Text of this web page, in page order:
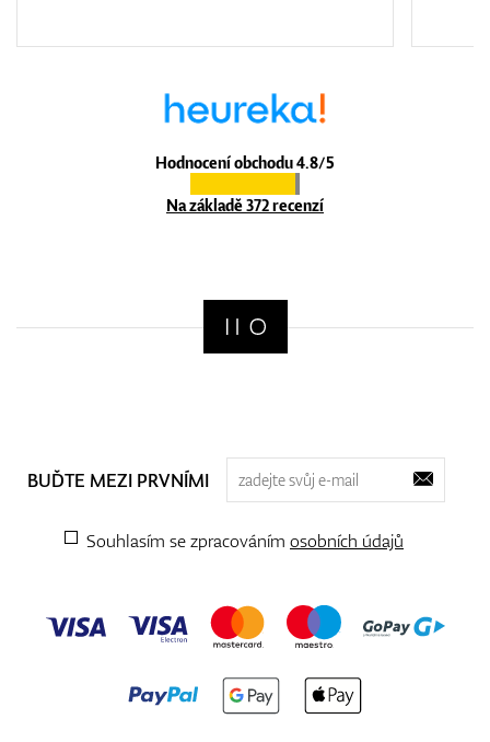
Hodnocení obchodu 4.8/5
Na základě 372 recenzí
BUĎTE MEZI PRVNÍMI
Souhlasím se zpracováním osobních údajů